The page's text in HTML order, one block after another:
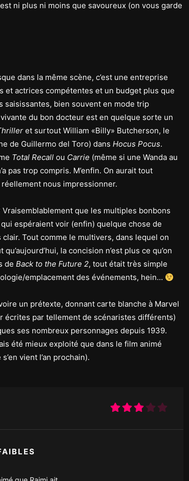
ni plus ni moins que savoureux (on vous garde
dans la même scène, c’est une entreprise
et actrices compétentes et un budget plus que
saisissantes, bien souvent en mode trip
du bon docteur est en quelque sorte un
et surtout William «Billy» Butcherson, le
de Guillermo del Toro) dans Hocus Pocus.
Total Recall ou Carrie (même si une Wanda au
pas trop compris. M’enfin. On aurait tout
nous impressionner.
que les multiples bonbons
espéraient voir (enfin) quelque chose de
Tout comme le multivers, dans lequel on
la concision n’est plus ce qu’on
de Back to the Future 2, tout était très simple
emplacement des événements, hein…
un prétexte, donnant carte blanche à Marvel
écrites par tellement de scénaristes différents)
ses nombreux personnages depuis 1939.
été mieux exploité que dans le film animé
vient l’an prochain).